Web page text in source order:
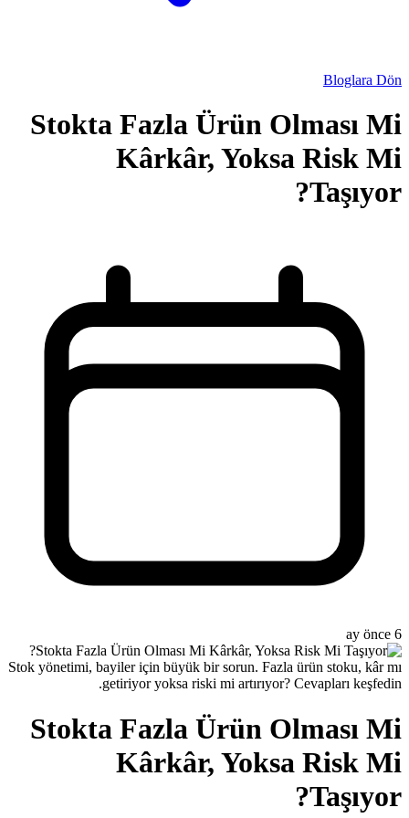
Stokta Fazla
Kârkâr,
Stok yönetimi, bayiler için büyük bir
getiriyor yoksa riski
Stokta Fazla
Kârkâr,